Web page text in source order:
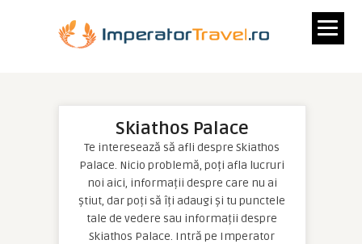
Skiathos Palace
Te interesează să afli despre Skiathos
Palace. Nicio problemă, poți afla lucruri
noi aici, informații despre care nu ai
știut, dar poți să îți adaugi și tu punctele
tale de vedere sau informații despre
Skiathos Palace. Intră pe Imperator